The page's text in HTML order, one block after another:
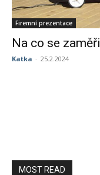
Firemní prezentace
Na co se
Katka - 25.2.2024
MOST READ